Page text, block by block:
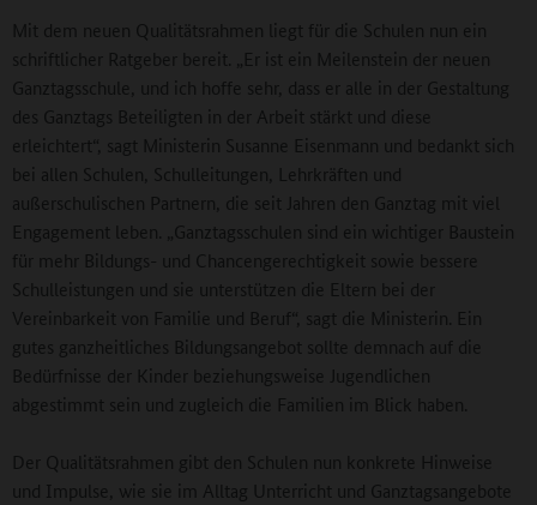
Mit dem neuen Qualitätsrahmen liegt für die Schulen nun ein
schriftlicher Ratgeber bereit. „Er ist ein Meilenstein der neuen
Ganztagsschule, und ich hoffe sehr, dass er alle in der Gestaltung
des Ganztags Beteiligten in der Arbeit stärkt und diese
erleichtert“, sagt Ministerin Susanne Eisenmann und bedankt sich
bei allen Schulen, Schulleitungen, Lehrkräften und
außerschulischen Partnern, die seit Jahren den Ganztag mit viel
Engagement leben. „Ganztagsschulen sind ein wichtiger Baustein
für mehr Bildungs- und Chancengerechtigkeit sowie bessere
Schulleistungen und sie unterstützen die Eltern bei der
Vereinbarkeit von Familie und Beruf“, sagt die Ministerin. Ein
gutes ganzheitliches Bildungsangebot sollte demnach auf die
Bedürfnisse der Kinder beziehungsweise Jugendlichen
abgestimmt sein und zugleich die Familien im Blick haben.
Der Qualitätsrahmen gibt den Schulen nun konkrete Hinweise
und Impulse, wie sie im Alltag Unterricht und Ganztagsangebote